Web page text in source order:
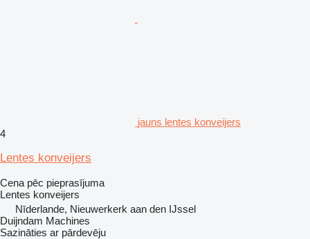
jauns lentes konveijers
4
Lentes konveijers
Cena pēc pieprasījuma
Lentes konveijers
Nīderlande, Nieuwerkerk aan den IJssel
Duijndam Machines
Sazināties ar pārdevēju